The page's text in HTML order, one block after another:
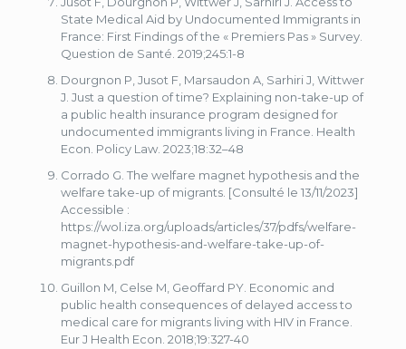
State Medical Aid by Undocumented Immigrants in
France: First Findings of the « Premiers Pas » Survey.
Question de Santé. 2019;245:1-8
Dourgnon P, Jusot F, Marsaudon A, Sarhiri J, Wittwer
J. Just a question of time? Explaining non-take-up of
a public health insurance program designed for
undocumented immigrants living in France. Health
Econ. Policy Law. 2023;18:32–48
Corrado G. The welfare magnet hypothesis and the
welfare take-up of migrants. [Consulté le 13/11/2023]
Accessible :
https://wol.iza.org/uploads/articles/37/pdfs/welfare-
magnet-hypothesis-and-welfare-take-up-of-
migrants.pdf
Guillon M, Celse M, Geoffard PY. Economic and
public health consequences of delayed access to
medical care for migrants living with HIV in France.
Eur J Health Econ. 2018;19:327-40